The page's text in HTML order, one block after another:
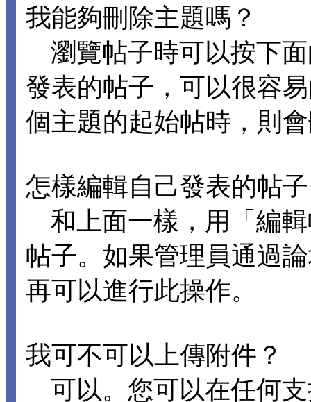
我能夠刪除主題嗎？
瀏覽帖子時可以按下
發表的帖子，可以很容
個主題的起始帖時，則
怎樣編輯自己發表的帖
和上面一樣，用「編
帖子。如果管理員通過
再可以進行此操作。
我可不可以上傳附件？
可以。您可以在任何